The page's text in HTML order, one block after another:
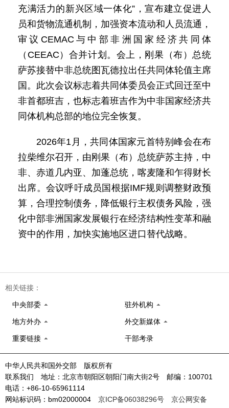
充满活力的新兴区域一体化”，宣布建立促进人
员和货物流通机制，加强资本流动和人员流通，
审议CEMAC与中部非洲国家经济共同体
（CEEAC）合并计划。会上，刚果（布）总统
萨苏接替中非总统图瓦德拉出任共同体轮值主席
国。此次会议标志着共同体委员会正式回迁至中
非首都班吉，也标志着班吉作为中非国家经济共
同体机构总部的地位完全恢复。
2026年1月，共同体国家元首特别峰会在布
拉柴维尔召开，由刚果（布）总统萨苏主持，中
非、赤道几内亚、加蓬总统，喀麦隆和乍得财长
出席。会议呼吁成员国根据IMF规则调整财政预
算，合理控制债务，降低银行主权债务风险，强
化中部非洲国家发展银行在经济结构性变革和融
资中的作用，加快实施地区进口替代战略。
相关链接：
中央部委 驻外机构
地方外办 外交新媒体
重要链接 干部考录
中华人民共和国外交部 版权所有
联系我们 地址：北京市朝阳区朝阳门南大街2号 邮编：100701
电话：+86-10-65961114
网站标识码：bm02000004 京ICP备06038296号
京公网安备